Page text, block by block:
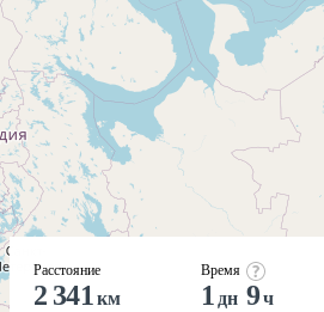
Расстояние
2 341 км
Время
1 дн 9ч